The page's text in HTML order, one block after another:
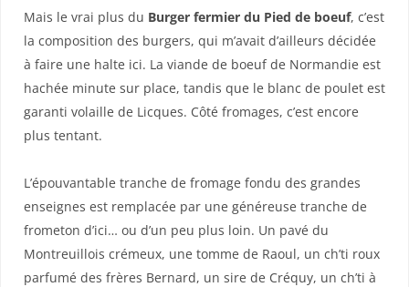
Mais le vrai plus du Burger fermier du Pied de boeuf, c’est
la composition des burgers, qui m’avait d’ailleurs décidée
à faire une halte ici. La viande de boeuf de Normandie est
hachée minute sur place, tandis que le blanc de poulet est
garanti volaille de Licques. Côté fromages, c’est encore
plus tentant.
L’épouvantable tranche de fromage fondu des grandes
enseignes est remplacée par une généreuse tranche de
frometon d’ici… ou d’un peu plus loin. Un pavé du
Montreuillois crémeux, une tomme de Raoul, un ch’ti roux
parfumé des frères Bernard, un sire de Créquy, un ch’ti à